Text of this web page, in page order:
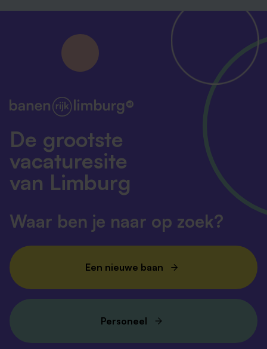
De grootste
vacaturesite
van Limburg
Waar ben je naar op zoek?
Een nieuwe baan
Personeel